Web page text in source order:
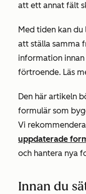
att ett annat fält
Med tiden kan
att ställa samma
information
förtroende. Läs
Den här artikeln
formulär som
Vi
uppdaterade
och hantera nya
Innan du